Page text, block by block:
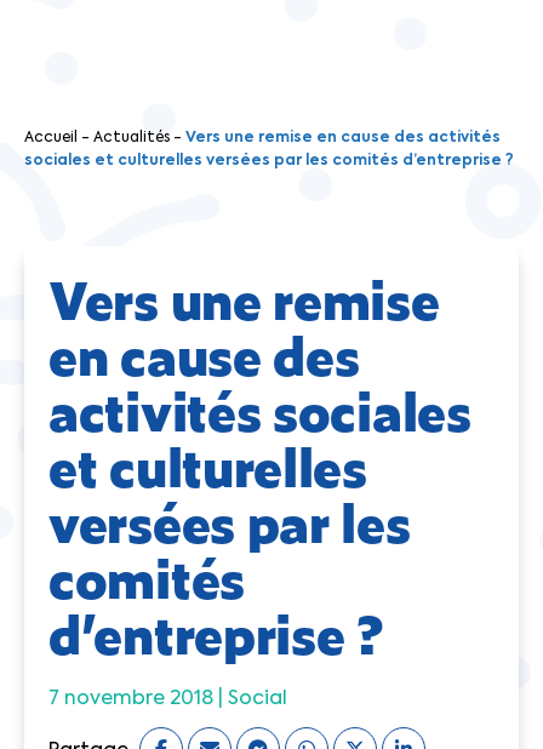
Accueil - Actualités - Vers une remise en cause des activités
sociales et culturelles versées par les comités d’entreprise ?
Vers une remise
en cause des
activités sociales
et culturelles
versées par les
comités
d’entreprise ?
7 novembre 2018 | Social